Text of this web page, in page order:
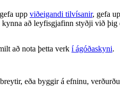
upp viðeigandi tilvísanir, gefa
að leyfisgjafinn styðji við þig
að nota þetta verk í ágóðaskyni.
eða byggir á efninu,